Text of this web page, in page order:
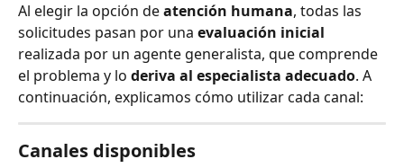
Al elegir la opción de atención humana, todas las
solicitudes pasan por una evaluación inicial
realizada por un agente generalista, que comprende
el problema y lo deriva al especialista adecuado. A
continuación, explicamos cómo utilizar cada canal:
Canales disponibles